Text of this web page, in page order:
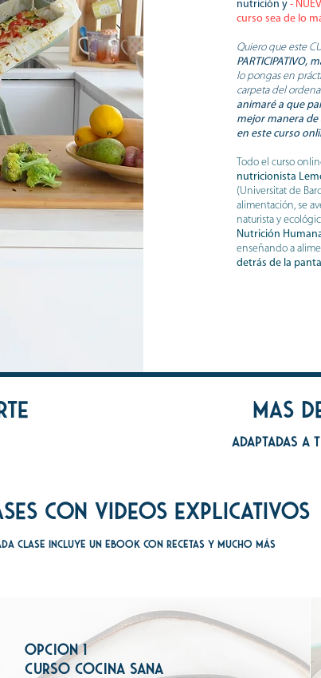
nutrición y-
curso sea de lo
Quiero que este
PARTICIPATIVO,
lo pongas en
carpeta del
animaré a que
mejor manera
en este curso
Todo el curso
nutricionista
(Universitat de
alimentación, se
naturista y
Nutrición
enseñando a
detrás de la
mAs
adaptadas a
con vIdeos explicativos
clase incluye un ebook con recetas y mucho más
OPCION 1
curso cocina sana